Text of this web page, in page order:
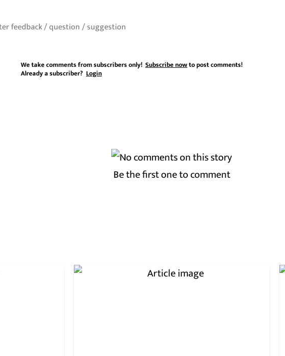
We take comments from subscribers only! Subscribe nowto post comments!
Already a subscriber? Login
Be the first one to comment